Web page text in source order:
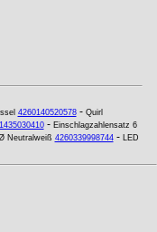
4260140520578- Quirl
- Einschlagzahlensatz 6
Neutralweiß 4260339998744- LED